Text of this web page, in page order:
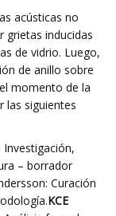
acústicas no
grietas inducidas
de vidrio. Luego,
de anillo sobre
momento de la
las siguientes
– borrador
Curación
KCE